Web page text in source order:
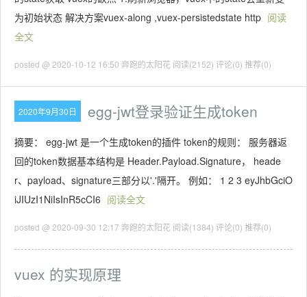
为初始状态 解决方案vuex-along ,vuex-persistedstate http 阅读
全文
posted @ 2020-10-12 16:50 奔跑的太阳花 阅读(2152) 评论(0) 推荐(0)
2020年9月30日 egg-jwt登录验证生成token
摘要： egg-jwt 是一个生成token的插件 token的规则： 服务器返
回的token数据基本结构是 Header.Payload.Signature， heade
r、payload、signature三部分以'.'隔开。 例如： 1 2 3 eyJhbGciO
iJIUzI1NiIsInR5cCI6 阅读全文
posted @ 2020-09-30 12:17 奔跑的太阳花 阅读(1384) 评论(0) 推荐(0)
vuex 的实现原理